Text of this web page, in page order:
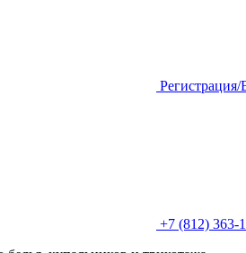
Регистрация/
+7 (812) 363-